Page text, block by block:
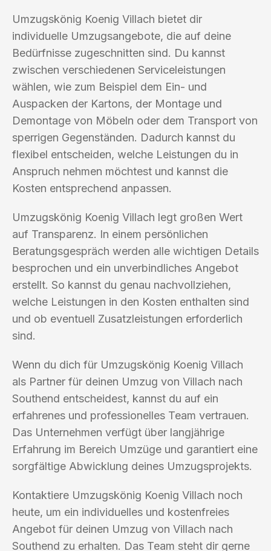
Umzugskönig Koenig Villach bietet dir
individuelle Umzugsangebote, die auf deine
Bedürfnisse zugeschnitten sind. Du kannst
zwischen verschiedenen Serviceleistungen
wählen, wie zum Beispiel dem Ein- und
Auspacken der Kartons, der Montage und
Demontage von Möbeln oder dem Transport von
sperrigen Gegenständen. Dadurch kannst du
flexibel entscheiden, welche Leistungen du in
Anspruch nehmen möchtest und kannst die
Kosten entsprechend anpassen.
Umzugskönig Koenig Villach legt großen Wert
auf Transparenz. In einem persönlichen
Beratungsgespräch werden alle wichtigen Details
besprochen und ein unverbindliches Angebot
erstellt. So kannst du genau nachvollziehen,
welche Leistungen in den Kosten enthalten sind
und ob eventuell Zusatzleistungen erforderlich
sind.
Wenn du dich für Umzugskönig Koenig Villach
als Partner für deinen Umzug von Villach nach
Southend entscheidest, kannst du auf ein
erfahrenes und professionelles Team vertrauen.
Das Unternehmen verfügt über langjährige
Erfahrung im Bereich Umzüge und garantiert eine
sorgfältige Abwicklung deines Umzugsprojekts.
Kontaktiere Umzugskönig Koenig Villach noch
heute, um ein individuelles und kostenfreies
Angebot für deinen Umzug von Villach nach
Southend zu erhalten. Das Team steht dir gerne